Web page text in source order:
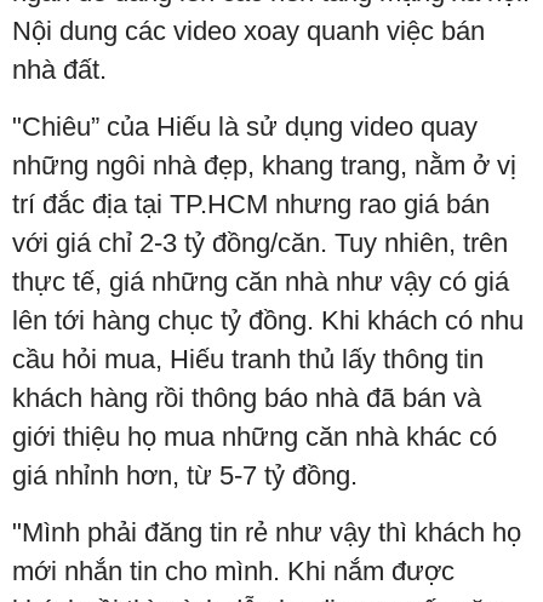
Nội dung các video xoay quanh việc bán
nhà đất.
"Chiêu” của Hiếu là sử dụng video quay
những ngôi nhà đẹp, khang trang, nằm ở vị
trí đắc địa tại TP.HCM nhưng rao giá bán
với giá chỉ 2-3 tỷ đồng/căn. Tuy nhiên, trên
thực tế, giá những căn nhà như vậy có giá
lên tới hàng chục tỷ đồng. Khi khách có nhu
cầu hỏi mua, Hiếu tranh thủ lấy thông tin
khách hàng rồi thông báo nhà đã bán và
giới thiệu họ mua những căn nhà khác có
giá nhỉnh hơn, từ 5-7 tỷ đồng.
"Mình phải đăng tin rẻ như vậy thì khách họ
mới nhắn tin cho mình. Khi nắm được